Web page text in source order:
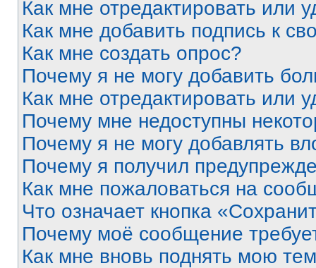
Как мне отредактировать или
Как мне добавить подпись к
Как мне создать опрос?
Почему я не могу добавить
Как мне отредактировать или
Почему мне недоступны
Почему я не могу добавлять
Почему я получил
Как мне пожаловаться на
Что означает кнопка
Почему моё сообщение
Как мне вновь поднять мою